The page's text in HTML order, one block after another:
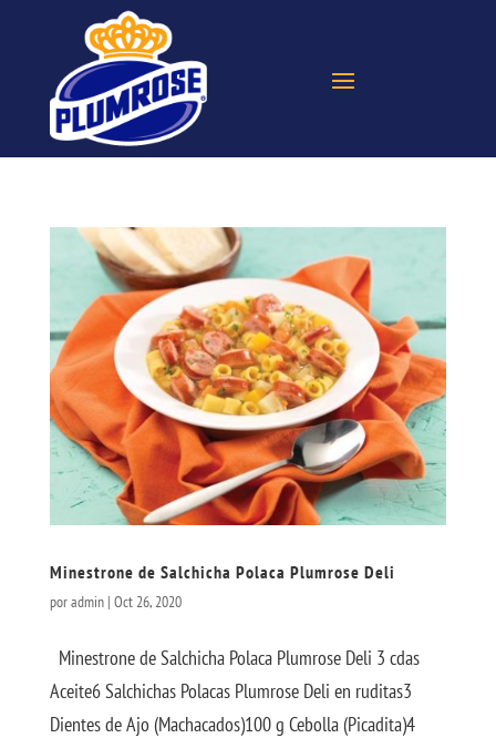
Minestrone de Salchicha Polaca Plumrose Deli
poradmin| Oct 26, 2020
Minestrone de Salchicha Polaca Plumrose Deli 3 cdas
Aceite6 Salchichas Polacas Plumrose Deli en ruditas3
Dientes de Ajo (Machacados)100 g Cebolla (Picadita)4